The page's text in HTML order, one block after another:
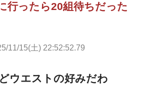
行ったら20組待ちだった
11/15(土) 22:52:52.79
ウエストの好みだわ